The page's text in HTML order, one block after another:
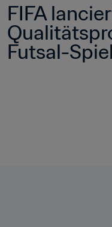
FIFA
Futsal-